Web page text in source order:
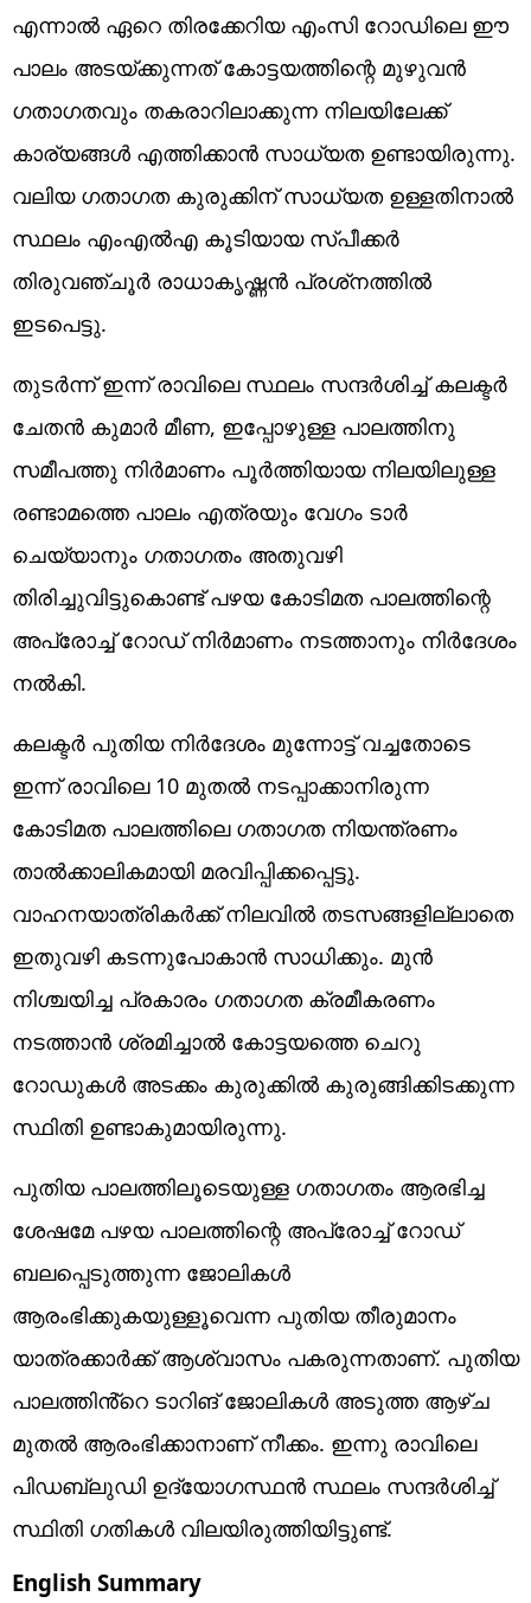
എന്നാൽ ഏറെ തിരക്കേറിയ എംസി റോഡിലെ ഈ
പാലം അ‌ടയ്ക്കുന്നത് കോട്ടയത്തിന്റെ മുഴുവൻ
ഗതാഗതവും തകരാറിലാക്കുന്ന നിലയിലേക്ക്
കാര്യങ്ങൾ എത്തിക്കാൻ സാധ്യത ഉണ്ടായിരുന്നു.
വലിയ ഗതാഗത കുരുക്കിന് സാധ്യത ഉള്ളതിനാൽ
സ്ഥലം എംഎൽഎ കൂടിയായ സ്പീക്കർ
തിരുവഞ്ചൂർ രാധാകൃഷ്ണൻ പ്രശ്‌നത്തിൽ
ഇടപെട്ടു.
തുടർന്ന് ഇന്ന് രാവിലെ സ്ഥലം സന്ദർശിച്ച് കലക്ടർ
ചേതൻ കുമാർ മീണ, ഇപ്പോഴുള്ള പാലത്തിനു
സമീപത്തു നിർമാണം പൂർത്തിയായ നിലയിലുള്ള
രണ്ടാമത്തെ പാലം എത്രയും വേഗം ടാർ
ചെയ്യാനും ഗതാഗതം അ‌തുവഴി
തിരിച്ചുവിട്ടുകൊണ്ട് പഴയ കോടിമത പാലത്തിന്റെ
അ‌പ്രോച്ച് റോഡ് നിർമാണം നടത്താനും നിർദേശം
നൽകി.
കലക്ടർ പുതിയ നിർദേശം മുന്നോട്ട് വച്ചതോടെ
ഇന്ന് രാവിലെ 10 മുതൽ നടപ്പാക്കാനിരുന്ന
കോടിമത പാലത്തിലെ ഗതാഗത നിയന്ത്രണം
താൽക്കാലികമായി മരവിപ്പിക്കപ്പെട്ടു.
വാഹനയാത്രികർക്ക് നിലവിൽ തടസങ്ങളില്ലാതെ
ഇതുവഴി കടന്നുപോകാൻ സാധിക്കും. മുൻ
നിശ്ചയിച്ച പ്രകാരം ഗതാഗത ക്രമീകരണം
നടത്താൻ ശ്രമിച്ചാൽ കോട്ടയത്തെ ചെറു
റോഡുകൾ അ‌ടക്കം കുരുക്കിൽ കുരുങ്ങിക്കിടക്കുന്ന
സ്ഥിതി ഉണ്ടാകുമായിരുന്നു.
പുതിയ പാലത്തിലൂടെയുള്ള ഗതാഗതം ആരഭിച്ച
ശേഷമേ പഴയ പാലത്തിന്റെ അപ്രോച്ച് റോഡ്
ബലപ്പെടുത്തുന്ന ജോലികൾ
ആരംഭിക്കുകയുള്ളൂവെന്ന പുതിയ തീരുമാനം
യാത്രക്കാർക്ക് ആശ്വാസം പകരുന്നതാണ്. പുതിയ
പാലത്തിൻ്റെ ടാറിങ് ജോലികൾ അടുത്ത ആഴ്ച
മുതൽ ആരംഭിക്കാനാണ് നീക്കം. ഇന്നു രാവിലെ
പിഡബ്ലുഡി ഉദ്യോഗസ്ഥൻ സ്ഥലം സന്ദർശിച്ച്
സ്ഥിതി ഗതികൾ വിലയിരുത്തിയിട്ടുണ്ട്.
English Summary